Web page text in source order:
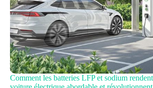
Comment les batteries LFP et sodium